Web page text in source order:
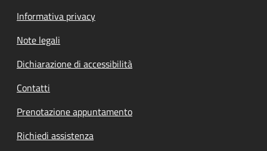
Informativa privacy
Note legali
Dichiarazione di accessibilità
Contatti
Prenotazione appuntamento
Richiedi assistenza